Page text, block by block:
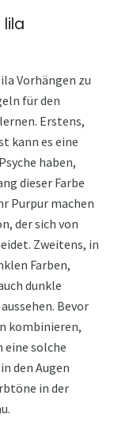
Vorhängen zu
für den
Erstens,
kann es eine
haben,
dieser Farbe
Purpur machen
der sich von
Zweitens, in
Farben,
dunkle
Bevor
kombinieren,
eine solche
den Augen
in der